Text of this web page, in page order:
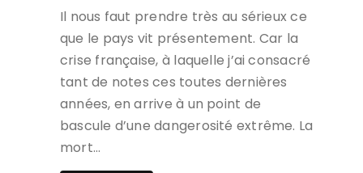
Il nous faut prendre très au sérieux ce
que le pays vit présentement. Car la
crise française, à laquelle j’ai consacré
tant de notes ces toutes dernières
années, en arrive à un point de
bascule d’une dangerosité extrême. La
mort…